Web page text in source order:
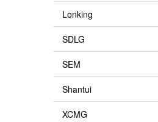
Lonking
SDLG
SEM
Shantui
XCMG